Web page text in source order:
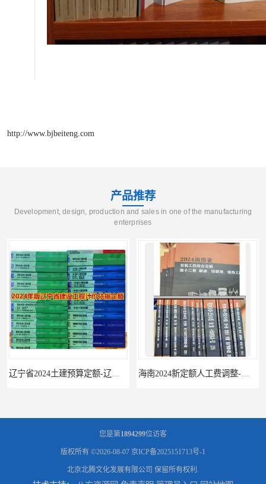
http://www.bjbeiteng.com
产品推荐
Development, design, production and sales in one of the manufacturing
enterprises
您是第1894299位访客
版权所有 ©2026-08-07 京ICP备2025151713号-1
北京北腾文化发展有限公司 保留所有权利.